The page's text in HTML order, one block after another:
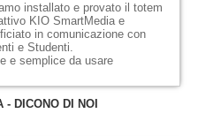
installato e provato il totem
KIO SmartMedia e
in comunicazione con
e Studenti.
e semplice da usare
- DICONO DI NOI